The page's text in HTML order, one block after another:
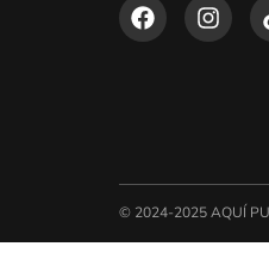
© 2024-2025 AQUÍ